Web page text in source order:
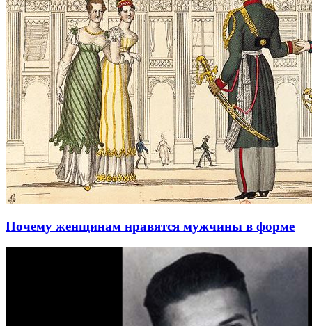
Почему женщинам нравятся мужчины в форме